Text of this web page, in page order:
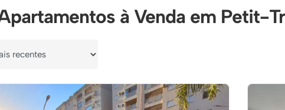
à Venda em Petit-
por